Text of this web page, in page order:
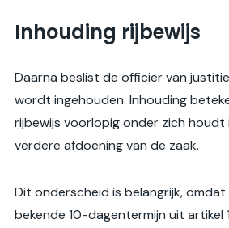
Inhouding rijbewijs
Daarna beslist de officier van
wordt ingehouden. Inhouding
rijbewijs voorlopig onder zich houdt
verdere afdoening van de zaak.
Dit onderscheid is belangrijk,
bekende 10-dagentermijn uit artikel